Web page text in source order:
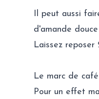
Il peut aussi
d'amande
Laissez
Le marc de
Pour un effet